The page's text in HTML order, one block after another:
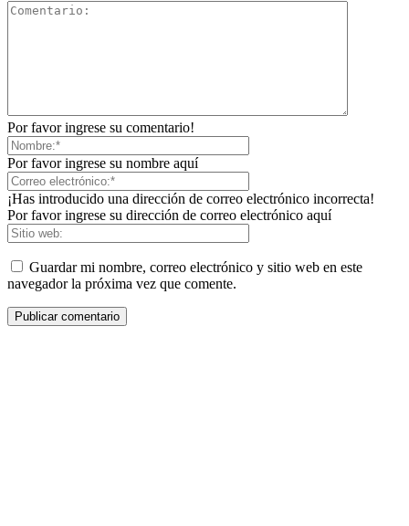
Por favor ingrese su comentario!
Por favor ingrese su nombre aquí
¡Has introducido una dirección de correo electrónico incorrecta!
Por favor ingrese su dirección de correo electrónico aquí
Guardar mi nombre, correo electrónico y sitio web en este
navegador la próxima vez que comente.